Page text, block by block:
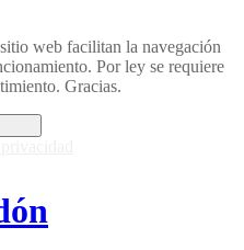
web facilitan la navegación
Por ley se requiere
Gracias.